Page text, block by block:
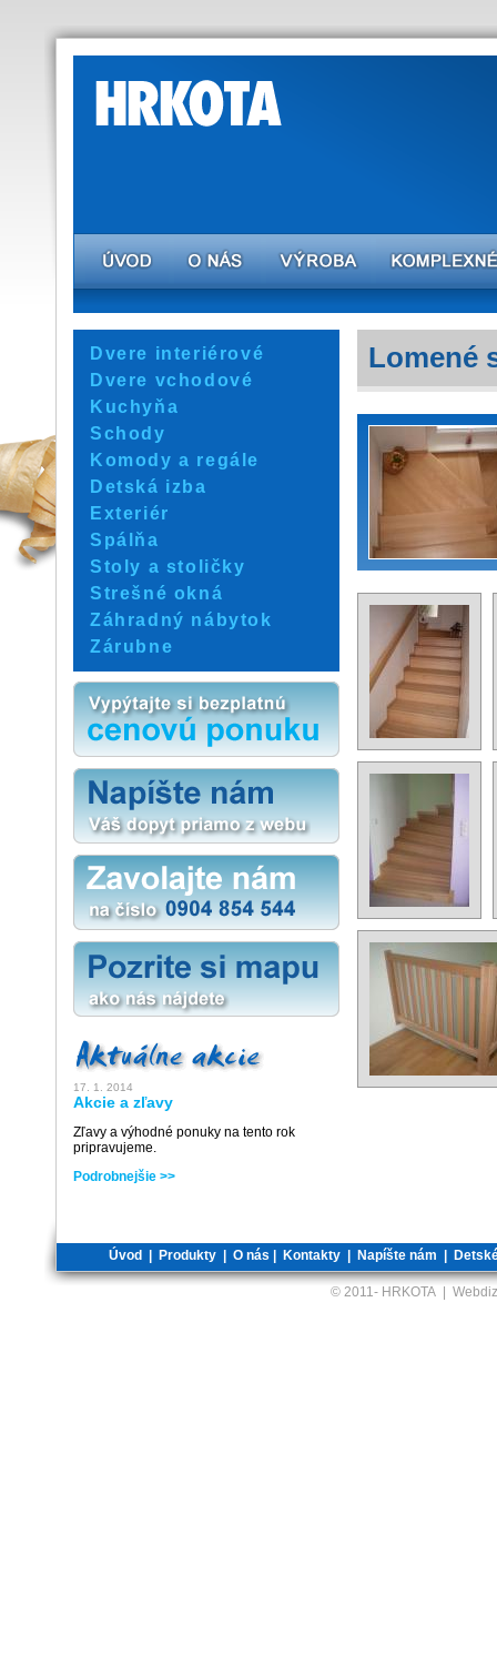
Dvere interiérové
Dvere vchodové
Kuchyňa
Schody
Komody a regále
Detská izba
Exteriér
Spálňa
Stoly a stoličky
Strešné okná
Záhradný nábytok
Zárubne
17. 1. 2014
Akcie a zľavy
Zľavy a výhodné ponuky na tento rok
pripravujeme.
Podrobnejšie >>
Lomené
Úvod Produkty| O nás Kontakty| Napíšte nám
© 2011- HRKOTA |